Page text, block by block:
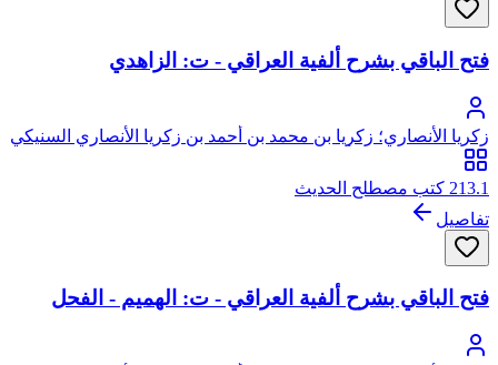
فتح الباقي بشرح ألفية العراقي - ت: الزاهدي
زكريا الأنصاري؛ زكريا بن محمد بن أحمد بن زكريا الأنصاري السنيكي
المصري الشافعي، أبو يحيى
213.1 كتب مصطلح الحديث
تفاصيل
فتح الباقي بشرح ألفية العراقي - ت: الهميم - الفحل